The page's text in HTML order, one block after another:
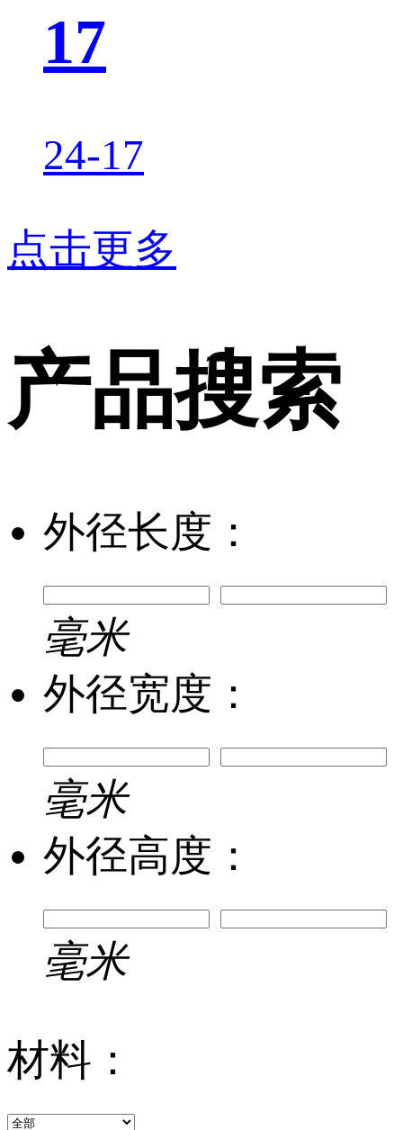
17
24-17
点击更多
产品搜索
外径长度：
毫米
外径宽度：
毫米
外径高度：
毫米
材料：